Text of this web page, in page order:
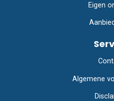
Eigen
Algemene